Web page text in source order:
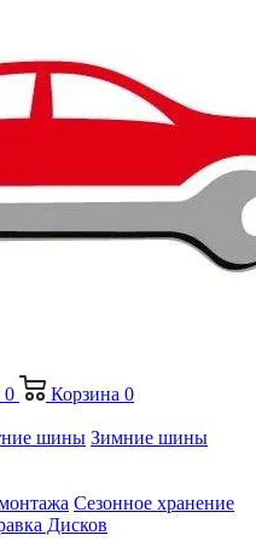
0 Корзина 0
шины Зимние шины
Сезонное хранение
Дисков